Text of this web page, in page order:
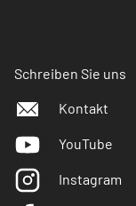
Schreiben Sie uns
Kontakt
YouTube
Instagram